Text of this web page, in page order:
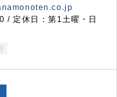
/ 定休日：第1土曜・日